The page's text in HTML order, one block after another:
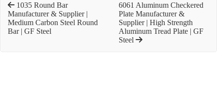
1035 Round Bar
Manufacturer & Supplier |
Medium Carbon Steel Round
Bar | GF Steel
6061 Aluminum Checkered
Plate Manufacturer &
Supplier | High Strength
Aluminum Tread Plate | GF
Steel